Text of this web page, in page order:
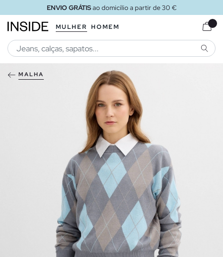
ENVIO GRÁTISao domicílio a partir de 30 €
MULHER HOMEM
MALHA